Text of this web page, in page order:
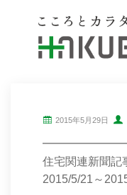
2015年5月29日
住宅関連新聞
2015/5/21～